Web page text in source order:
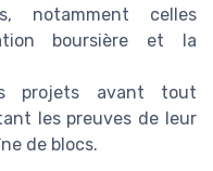
notamment celles
boursière et la
projets avant tout
les preuves de leur
de blocs.